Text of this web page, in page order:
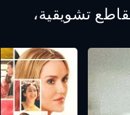
تشويقية،